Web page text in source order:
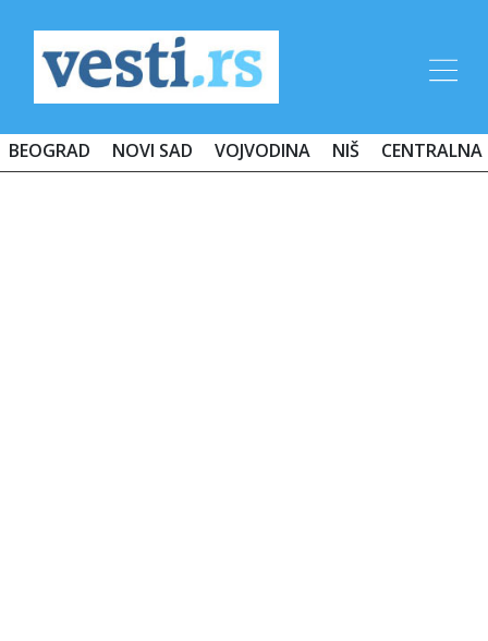
BEOGRAD NOVI SAD VOJVODINA NIŠ CENTRALNA